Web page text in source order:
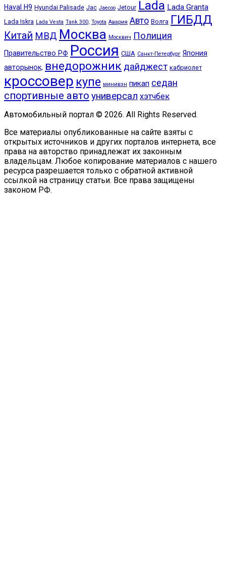
Haval H9 Hyundai Palisade Jac Jaecoo Jetour Lada Lada Granta
Lada Iskra Lada Vesta Tank 300, Toyota Авария Авто Волга ГИБДД
Китай МВД Москва Москвич Полиция
Правительство РФ Россия США Санкт-Петербург Япония
авторынок, внедорожник дайджест кабриолет
кроссовер купе минивэн пикап седан
спортивные авто универсал хэтчбек
Автомобильный портал © 2026. All Rights Reserved.
Все материалы опубликованные на сайте взяты с
открытых источников и других порталов интернета, все
права на авторство принадлежат их законным
владельцам. Любое копирование материалов с нашего
ресурса разрешается только с обратной активной
ссылкой на страницу статьи. Все права защищены
законом РФ.